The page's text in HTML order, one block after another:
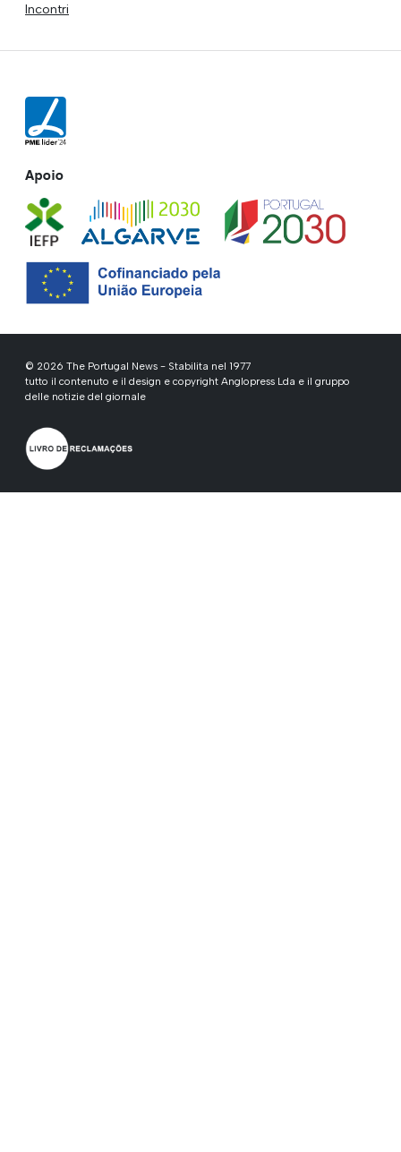
Incontri
Apoio
© 2026 The Portugal News - Stabilita nel 1977
tutto il contenuto e il design e copyright Anglopress Lda e il gruppo
delle notizie del giornale